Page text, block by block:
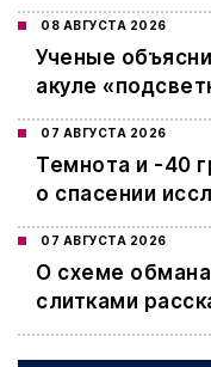
08 АВГУСТА 2026
Ученые
акуле
07 АВГУСТА 2026
Темнота и -40
о спасении
07 АВГУСТА 2026
О схеме
слитками